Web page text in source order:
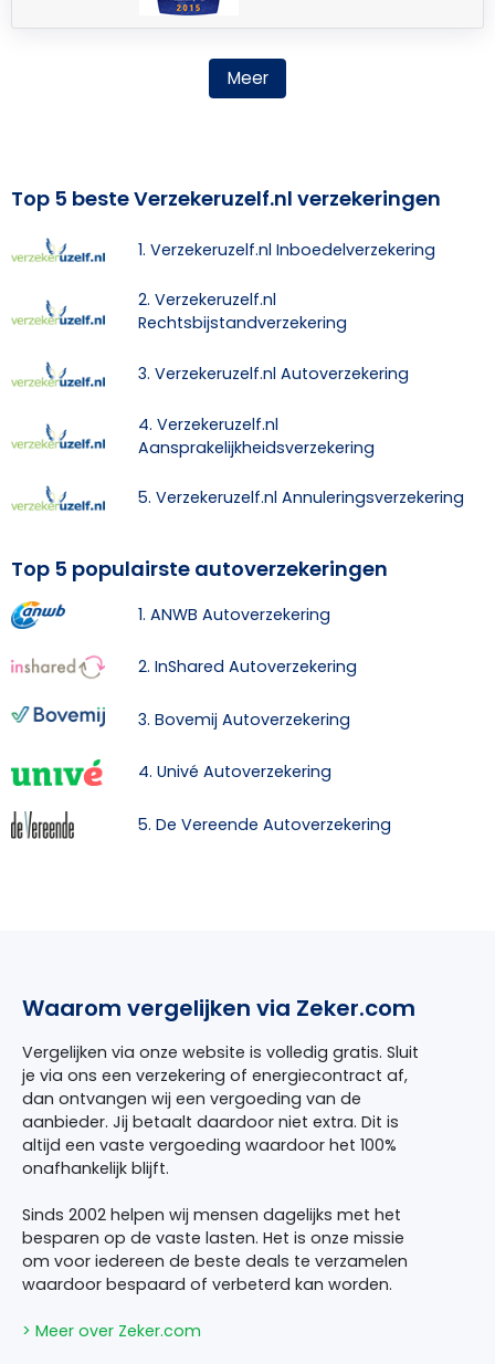
Meer
Top 5 beste Verzekeruzelf.nl verzekeringen
1. Verzekeruzelf.nl Inboedelverzekering
2. Verzekeruzelf.nl
Rechtsbijstandverzekering
3. Verzekeruzelf.nl Autoverzekering
4. Verzekeruzelf.nl
Aansprakelijkheidsverzekering
5. Verzekeruzelf.nl Annuleringsverzekering
Top 5 populairste autoverzekeringen
1. ANWB Autoverzekering
2. InShared Autoverzekering
3. Bovemij Autoverzekering
4. Univé Autoverzekering
5. De Vereende Autoverzekering
Waarom vergelijken via Zeker.com
Vergelijken via onze website is volledig gratis. Sluit
je via ons een verzekering of energiecontract af,
dan ontvangen wij een vergoeding van de
aanbieder. Jij betaalt daardoor niet extra. Dit is
altijd een vaste vergoeding waardoor het 100%
onafhankelijk blijft.
Sinds 2002 helpen wij mensen dagelijks met het
besparen op de vaste lasten. Het is onze missie
om voor iedereen de beste deals te verzamelen
waardoor bespaard of verbeterd kan worden.
> Meer over Zeker.com